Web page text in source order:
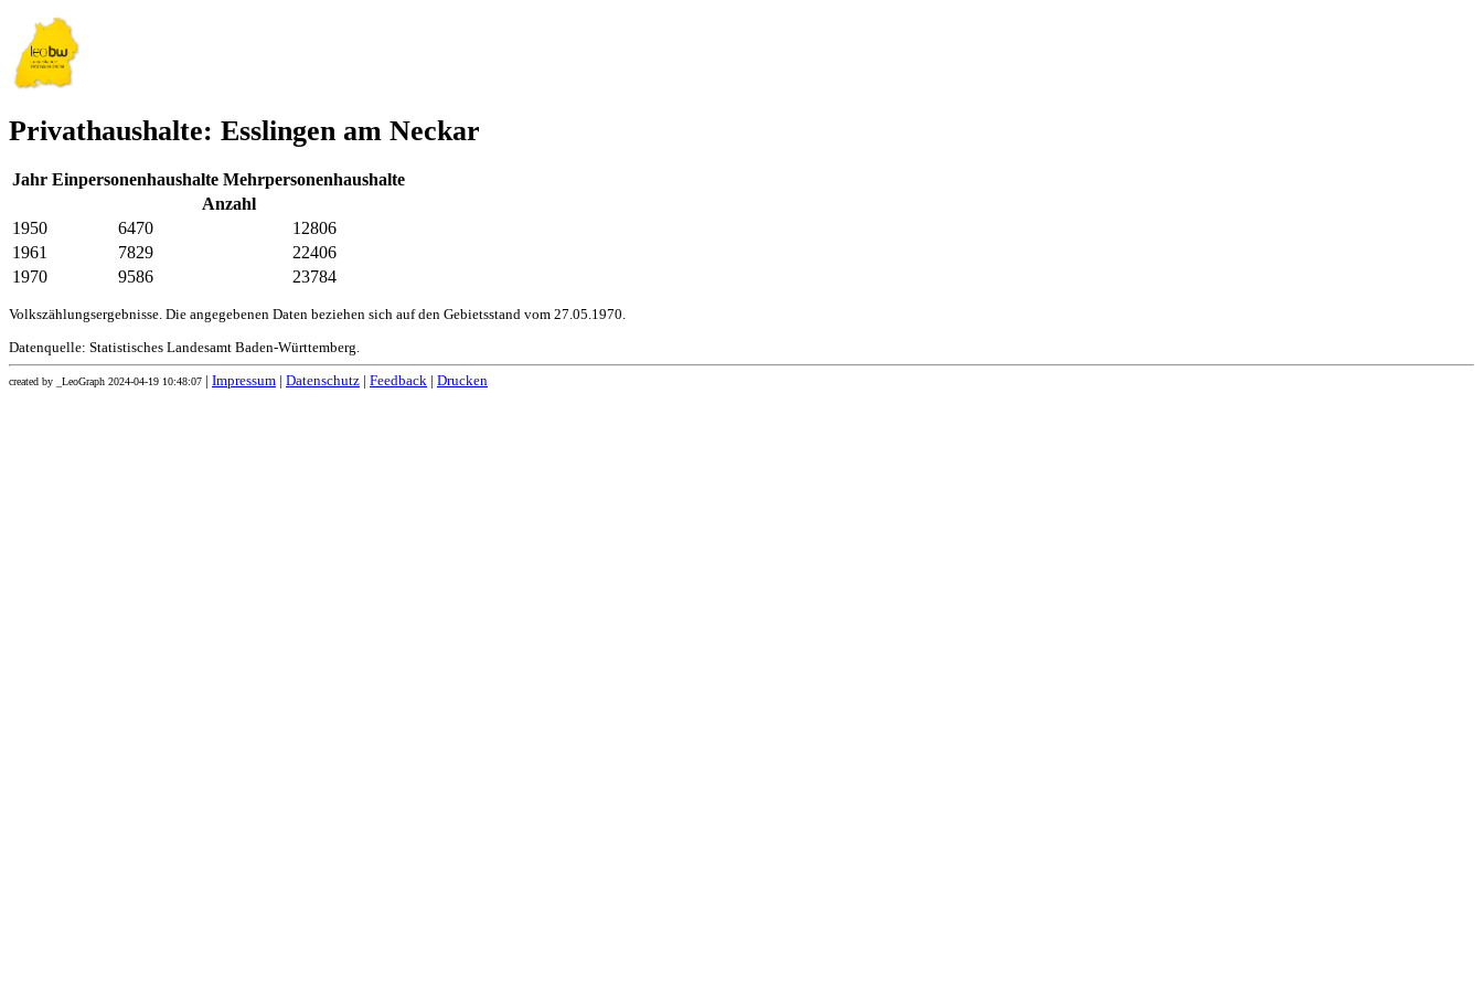
Privathaushalte: Esslingen am Neckar
Jahr Einpersonenhaushalte Mehrpersonenhaushalte
Anzahl
1950
6470
12806
1961
7829
22406
1970
9586 23784
Volkszählungsergebnisse. Die angegebenen Daten beziehen sich auf den Gebietsstand vom 27.05.1970.
Datenquelle: Statistisches Landesamt Baden-Württemberg.
created by _LeoGraph 2024-04-19 10:48:07 Impressum Datenschutz Feedback Drucken